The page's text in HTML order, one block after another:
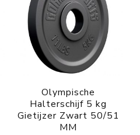
Olympische
Halterschijf 5 kg
Gietijzer Zwart 50/51
MM